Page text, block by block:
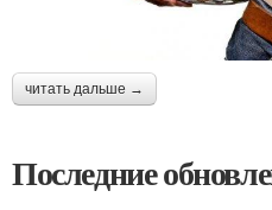
читать дальше →
Последние